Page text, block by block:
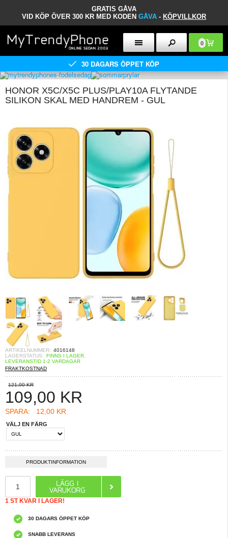
GRATIS GÅVA
VID KÖP ÖVER 300 KR MED KODEN GÅVA - KÖPVILLKOR
0
30 DAGARS ÖPPET KÖP
HONOR X5C/X5C PLUS/PLAY10A FLYTANDE
SILIKON SKAL MED HANDREM - GUL
ARTIKELNUMMER: 4016148
LAGERSTATUS: FINNS I LAGER.
LEVERANSTID 1-2 VARDAGAR
FRAKTKOSTNAD
121,00 KR
109,00 KR
SPARA: 12,00 KR
VÄLJ EN FÄRG
PRODUKTINFORMATION
1 ST KVAR I LAGER!
30 DAGARS ÖPPET KÖP
SNABB LEVERANS